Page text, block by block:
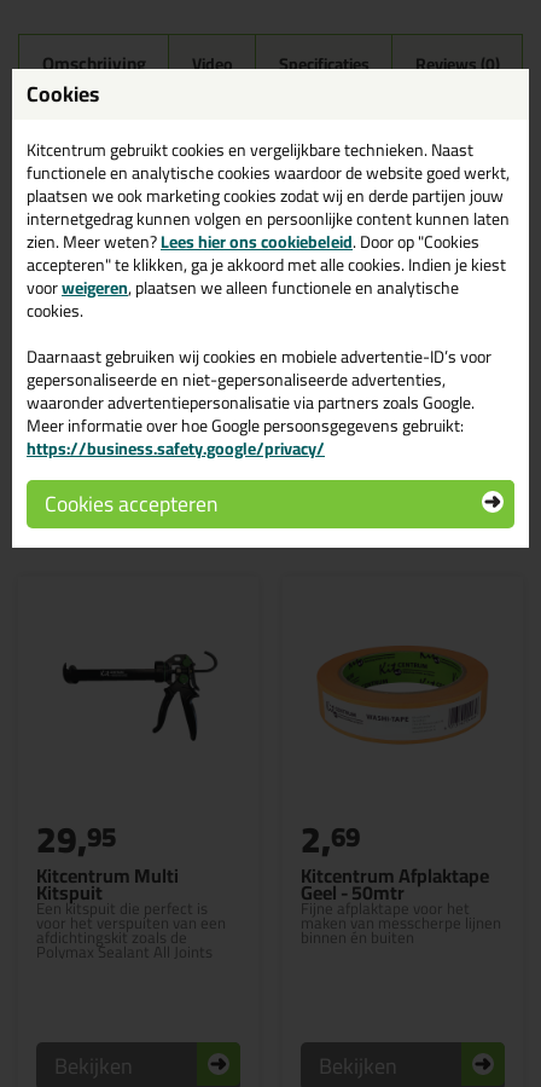
Omschrijving Video Specificaties Reviews (0)
Griffon Polymax Sealant All
Joints 280ml in Antraciet
Zoek je Griffon Polymax Sealant All Joints 280ml in een specifieke
kleur? Gevonden! Deze Griffon Polymax Sealant All Joints 280ml
in de kleur Antraciet is te gebruiken voor verschillende
toepassingen. Een professioneel en hoogwaardig product welke
makkelijk te gebruiken is. Bestel de Griffon Polymax Sealant All
Joints 280ml in de kleur Antraciet vandaag nog! Op voorraad en op
werkdagen besteld = morgen in huis.
Wil je meer weten over de toepassing en kenmerken van dit
product?Lees alles over dit product >
Gerelateerde producten
Kitcentrum Multi
Kitspuit
Een kitspuit die perfect is
voor het verspuiten van een
afdichtingskit zoals de
Polymax Sealant All Joints
29,95
Bekijken
Kitcentrum Afplaktape
Geel - 50mtr
Fijne afplaktape voor het
maken van messcherpe lijnen
binnen én buiten
2,69
Bekijken
Cookies
Kitcentrum gebruikt cookies en vergelijkbare technieken. Naast
functionele en analytische cookies waardoor de website goed werkt,
plaatsen we ook marketing cookies zodat wij en derde partijen jouw
internetgedrag kunnen volgen en persoonlijke content kunnen laten
zien. Meer weten?Lees hier ons cookiebeleid. Door op "Cookies
accepteren" te klikken, ga je akkoord met alle cookies. Indien je kiest
voorweigeren, plaatsen we alleen functionele en analytische
cookies.
Daarnaast gebruiken wij cookies en mobiele advertentie-ID’s voor
gepersonaliseerde en niet-gepersonaliseerde advertenties,
waaronder advertentiepersonalisatie via partners zoals Google.
Meer informatie over hoe Google persoonsgegevens gebruikt:
https://business.safety.google/privacy/
Cookies accepteren